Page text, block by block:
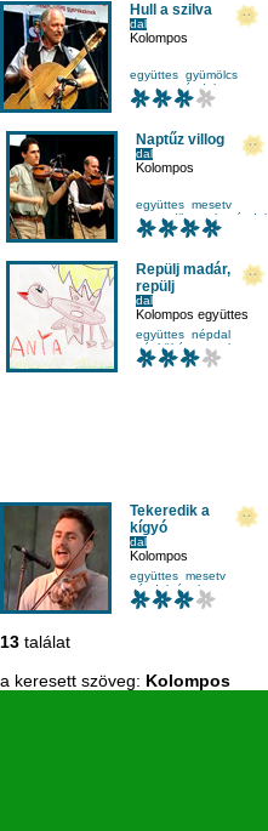
Hull a szilva
dal
Kolompos
együttes gyümölcs
mesetv
népdal
Naptűz villog
dal
Kolompos
együttes mesetv
negyedikesnek
népdal
Repülj madár,
repülj
dal
Kolompos együttes
együttes népdal
népköltés
szerelem
Tekeredik a
kígyó
dal
Kolompos
együttes mesetv
népdal
ének-zene
13 találat
a keresett szöveg: Kolompos